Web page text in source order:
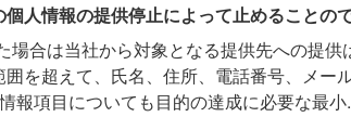
人情報の提供停止によって止めることの
合は当社から対象となる提供先への提
を超えて、氏名、住所、電話番号、メー
報項目についても目的の達成に必要な最小